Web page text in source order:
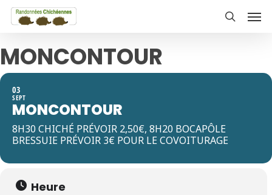
Skip
content
MONCONTOUR
03
SEPT
MONCONTOUR
8H30 CHICHÉ PRÉVOIR 2,50€, 8H20 BOCAPÔLE
BRESSUIE PRÉVOIR 3€ POUR LE COVOITURAGE
Heure